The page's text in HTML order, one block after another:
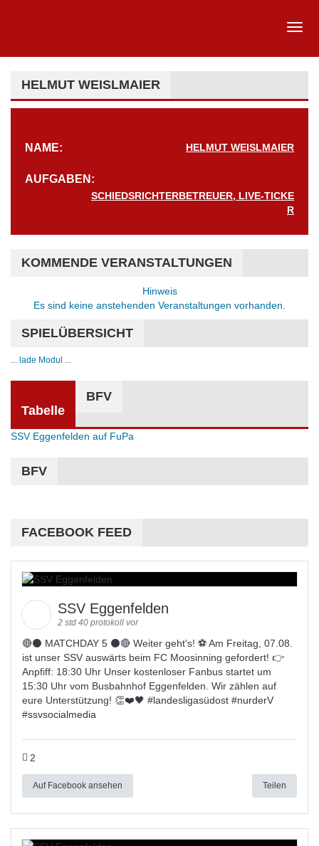
HELMUT WEISLMAIER
NAME: HELMUT WEISLMAIER
AUFGABEN:
SCHIEDSRICHTERBETREUER, LIVE-TICKE
R
KOMMENDE VERANSTALTUNGEN
Hinweis
Es sind keine anstehenden Veranstaltungen vorhanden.
SPIELÜBERSICHT
... lade Modul ...
Tabelle
BFV
SSV Eggenfelden auf FuPa
BFV
FACEBOOK FEED
SSV Eggenfelden
2 std 40 protokoll vor
🔴⚫️ MATCHDAY 5 ⚫️🔴 Weiter geht's! ⚽ Am Freitag, 07.08.
ist unser SSV auswärts beim FC Moosinning gefordert! 👉
Anpfiff: 18:30 Uhr Unser kostenloser Fanbus startet um
15:30 Uhr vom Busbahnhof Eggenfelden. Wir zählen auf
eure Unterstützung! 👏❤️🖤 #landesligasüdost #nurderV
#ssvsocialmedia
2
Auf Facebook ansehen Teilen